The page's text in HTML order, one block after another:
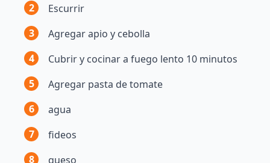
2
Escurrir
3
Agregar apio y cebolla
4
Cubrir y cocinar a fuego lento 10 minutos
5
Agregar pasta de tomate
6
agua
7
fideos
8
queso